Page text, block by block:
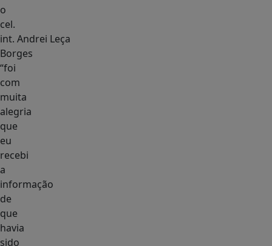
o
cel.
int. Andrei Leça
Borges
“foi
com
muita
alegria
que
eu
recebi
a
informação
de
que
havia
sido